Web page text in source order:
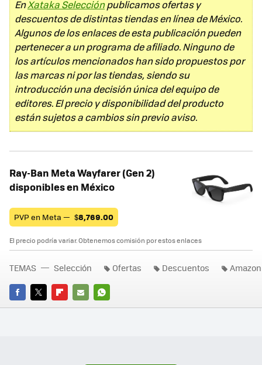
EnXataka Selecciónpublicamos ofertas y
descuentos de distintas tiendas en línea de México.
Algunos de los enlaces de esta publicación pueden
pertenecer a un programa de afiliado. Ninguno de
los artículos mencionados han sido propuestos por
las marcas ni por las tiendas, siendo su
introducción una decisión única del equipo de
editores. El precio y disponibilidad del producto
están sujetos a cambios sin previo aviso.
Ray-Ban Meta Wayfarer (Gen 2)
disponibles en México
PVP en Meta — $8,769.00
El precio podría variar. Obtenemos comisión por estos enlaces
FACEBOOK
TWITTERFLIPBOARD
E-
WHATSAPP
TEMAS Selección Ofertas Descuentos